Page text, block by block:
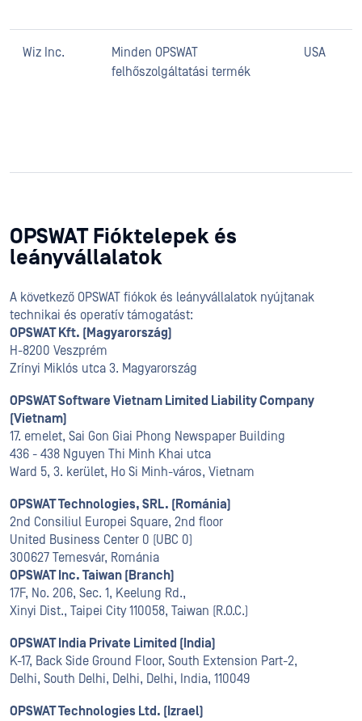
Wiz Inc.
Minden OPSWAT
felhőszolgáltatási termék
USA
OPSWAT Fióktelepek és
leányvállalatok
A következő OPSWAT fiókok és leányvállalatok nyújtanak
technikai és operatív támogatást:
OPSWAT Kft. (Magyarország)
H-8200 Veszprém
Zrínyi Miklós utca 3. Magyarország
OPSWAT Software Vietnam Limited Liability Company
(Vietnam)
17. emelet, Sai Gon Giai Phong Newspaper Building
436 - 438 Nguyen Thi Minh Khai utca
Ward 5, 3. kerület, Ho Si Minh-város, Vietnam
OPSWAT Technologies, SRL. (Románia)
2nd Consiliul Europei Square, 2nd floor
United Business Center 0 (UBC 0)
300627 Temesvár, Románia
OPSWAT Inc. Taiwan (Branch)
17F, No. 206, Sec. 1, Keelung Rd.,
Xinyi Dist., Taipei City 110058, Taiwan (R.O.C.)
OPSWAT India Private Limited (India)
K-17, Back Side Ground Floor, South Extension Part-2,
Delhi, South Delhi, Delhi, Delhi, India, 110049
OPSWAT Technologies Ltd. (Izrael)